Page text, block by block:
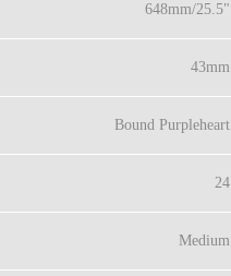
648mm/25.5"
43mm
Bound Purpleheart
24
Medium